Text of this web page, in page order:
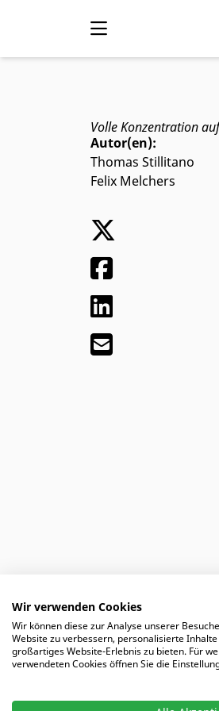
Volle Konzentration
Autor(en):
Thomas Stillitano
Felix Melchers
Wir verwenden Cookies
Wir können diese zur Analyse unserer
Website zu verbessern, personalisierte
großartiges Website-Erlebnis zu bieten. Für
verwendeten Cookies öffnen Sie die